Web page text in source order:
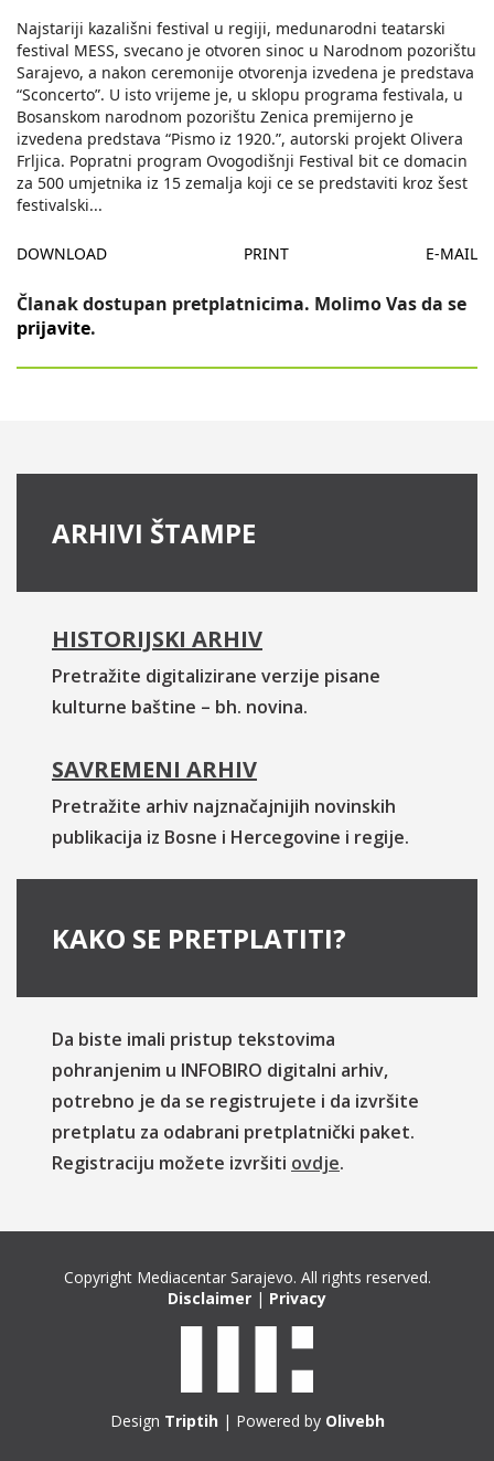
Najstariji kazališni festival u regiji, medunarodni teatarski
festival MESS, svecano je otvoren sinoc u Narodnom pozorištu
Sarajevo, a nakon ceremonije otvorenja izvedena je predstava
“Sconcerto”. U isto vrijeme je, u sklopu programa festivala, u
Bosanskom narodnom pozorištu Zenica premijerno je
izvedena predstava “Pismo iz 1920.”, autorski projekt Olivera
Frljica. Popratni program Ovogodišnji Festival bit ce domacin
za 500 umjetnika iz 15 zemalja koji ce se predstaviti kroz šest
festivalski...
DOWNLOAD PRINT E-MAIL
Članak dostupan pretplatnicima. Molimo Vas da se
prijavite.
ARHIVI ŠTAMPE
HISTORIJSKI ARHIV
Pretražite digitalizirane verzije pisane
kulturne baštine – bh. novina.
SAVREMENI ARHIV
Pretražite arhiv najznačajnijih novinskih
publikacija iz Bosne i Hercegovine i regije.
KAKO SE PRETPLATITI?
Da biste imali pristup tekstovima
pohranjenim u INFOBIRO digitalni arhiv,
potrebno je da se registrujete i da izvršite
pretplatu za odabrani pretplatnički paket.
Registraciju možete izvršiti ovdje.
Copyright Mediacentar Sarajevo. All rights reserved.
Disclaimer | Privacy
Design Triptih| Powered by Olivebh